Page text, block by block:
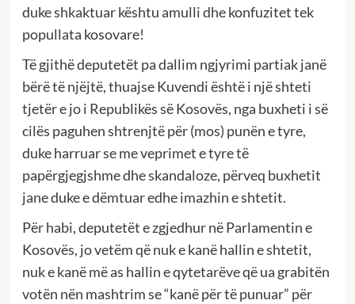
duke shkaktuar kështu amulli dhe konfuzitet tek
popullata kosovare!
Të gjithë deputetët pa dallim ngjyrimi partiak janë
bërë të njëjtë, thuajse Kuvendi është i një shteti
tjetër e jo i Republikës së Kosovës, nga buxheti i së
cilës paguhen shtrenjtë për (mos) punën e tyre,
duke harruar se me veprimet e tyre të
papërgjegjshme dhe skandaloze, përveq buxhetit
jane duke e dëmtuar edhe imazhin e shtetit.
Për habi, deputetët e zgjedhur në Parlamentin e
Kosovës, jo vetëm që nuk e kanë hallin e shtetit,
nuk e kanë më as hallin e qytetarëve që ua grabitën
votën nën mashtrim se “kanë për të punuar” për